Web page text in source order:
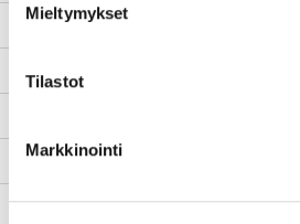
Mieltymykset
Tilastot
Markkinointi
Aloituspäivä
Lopetuspäivä
Tila
Yhteyshenkilö Maria